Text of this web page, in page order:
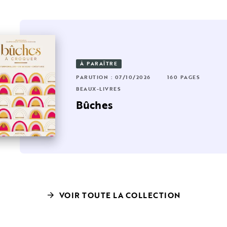
PAGES
cuisine
: 25/03/2026
160 PAGES
LIVRES
à croquer
À PARAÎTRE
PARUTION : 07/10/2026
160 PAGES
BEAUX-LIVRES
Bûches
arrow_forward VOIR TOUTE LA COLLECTION